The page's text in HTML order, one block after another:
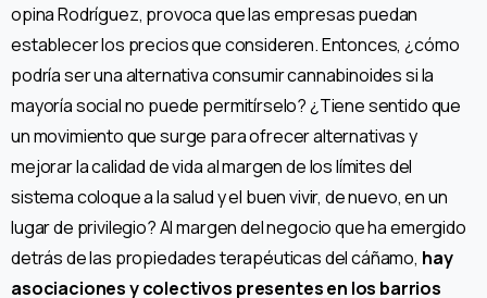
opina Rodríguez, provoca que las empresas puedan
establecer los precios que consideren. Entonces, ¿cómo
podría ser una alternativa consumir cannabinoides si la
mayoría social no puede permitírselo? ¿Tiene sentido que
un movimiento que surge para ofrecer alternativas y
mejorar la calidad de vida al margen de los límites del
sistema coloque a la salud y el buen vivir, de nuevo, en un
lugar de privilegio? Al margen del negocio que ha emergido
detrás de las propiedades terapéuticas del cáñamo, hay
asociaciones y colectivos presentes en los barrios